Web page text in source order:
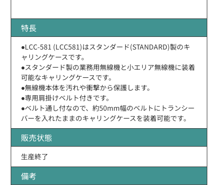
特長
●LCC-581 (LCC581)はスタンダード(STANDARD)製のキ
ャリングケースです。
●スタンダード製の業務用無線機と小エリア無線機に装着
可能なキャリングケースです。
●無線機本体を汚れや衝撃から保護します。
●専用肩掛けベルト付きです。
●ベルト通し付なので、約50mm幅のベルトにトランシー
バーを入れたままのキャリングケースを装着可能です。
販売状態
生産終了
備考